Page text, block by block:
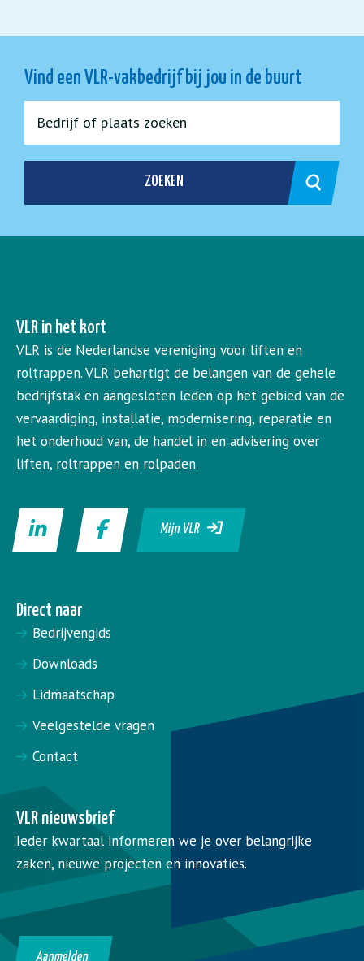
Vind een VLR-vakbedrijf bij jou in de buurt
ZOEKEN
VLR in het kort
VLR is de Nederlandse vereniging voor liften en
roltrappen. VLR behartigt de belangen van de gehele
bedrijfstak en aangesloten leden op het gebied van de
vervaardiging, installatie, modernisering, reparatie en
het onderhoud van, de handel in en advisering over
liften, roltrappen en rolpaden.
Mijn VLR
Direct naar
Bedrijvengids
Downloads
Lidmaatschap
Veelgestelde vragen
Contact
VLR nieuwsbrief
Ieder kwartaal informeren we je over belangrijke
zaken, nieuwe projecten en innovaties.
Aanmelden